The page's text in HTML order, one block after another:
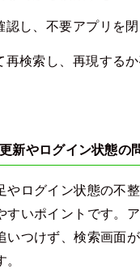
認し、不要アプリを閉
再検索し、再現する
新やログイン状態の
やログイン状態の不
すいポイントです。
いつけず、検索画面